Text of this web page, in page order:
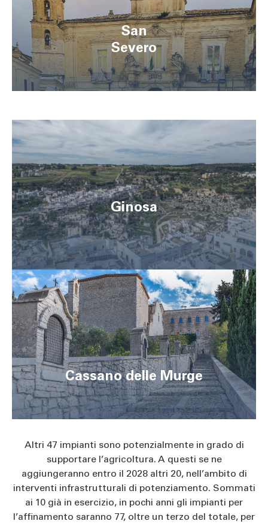
San
Severo
Ginosa
Cassano delle Murge
Altri 47 impianti sono potenzialmente in grado di
supportare l’agricoltura. A questi se ne
aggiungeranno entro il 2028 altri 20, nell’ambito di
interventi infrastrutturali di potenziamento. Sommati
ai 10 già in esercizio, in pochi anni gli impianti per
l’affinamento saranno 77, oltre un terzo del totale, per